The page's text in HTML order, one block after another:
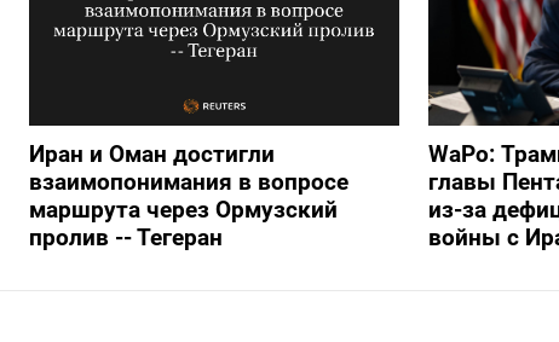
Иран и Оман достигли
взаимопонимания в вопросе
маршрута через Ормузский
пролив -- Тегеран
WaPo:
главы
из-за
войны с